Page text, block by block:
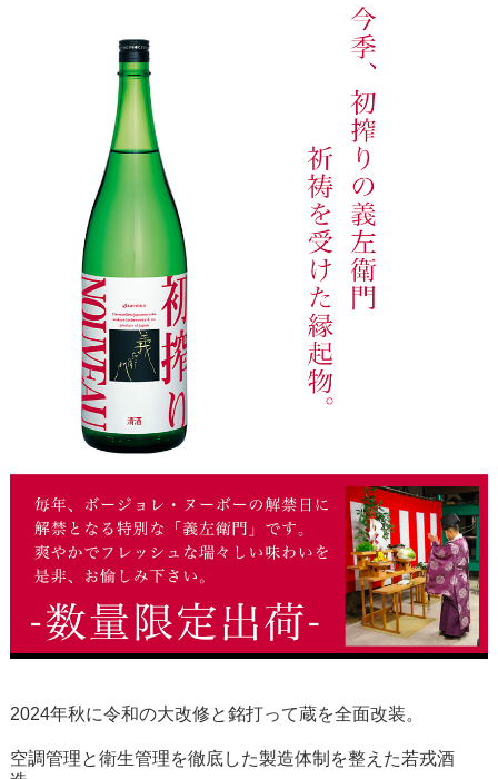
2024年秋に令和の大改修と銘打って蔵を全面改装。
空調管理と衛生管理を徹底した製造体制を整えた若戎酒